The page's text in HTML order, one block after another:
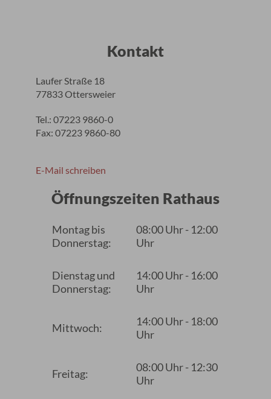
Kontakt
Laufer Straße 18
77833 Ottersweier
Tel.: 07223 9860-0
Fax: 07223 9860-80
E-Mail schreiben
Öffnungszeiten Rathaus
Montag bis
Donnerstag:
08:00 Uhr - 12:00
Uhr
Dienstag und
Donnerstag:
14:00 Uhr - 16:00
Uhr
Mittwoch:
14:00 Uhr - 18:00
Uhr
Freitag:
08:00 Uhr - 12:30
Uhr